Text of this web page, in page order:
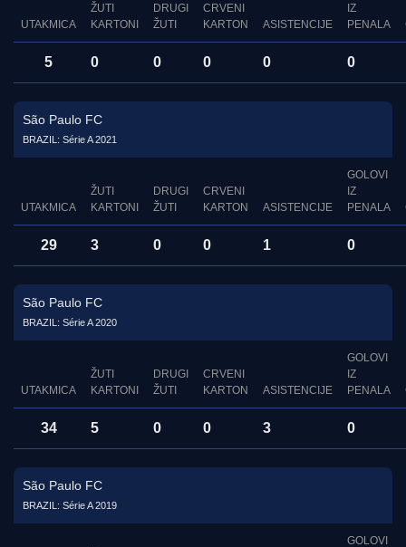
UTAKMICA
ŽUTI
KARTONI
DRUGI
ŽUTI
CRVENI
KARTON
ASISTENCIJE
IZ
PENALA
5 0 0 0 0 0
São Paulo FC
BRAZIL: Série A 2021
UTAKMICA
ŽUTI
KARTONI
DRUGI
ŽUTI
CRVENI
KARTON
ASISTENCIJE
GOLOVI
IZ
PENALA
29 3 0 0 1 0
São Paulo FC
BRAZIL: Série A 2020
UTAKMICA
ŽUTI
KARTONI
DRUGI
ŽUTI
CRVENI
KARTON
ASISTENCIJE
GOLOVI
IZ
PENALA
34 5 0 0 3 0
São Paulo FC
BRAZIL: Série A 2019
GOLOVI